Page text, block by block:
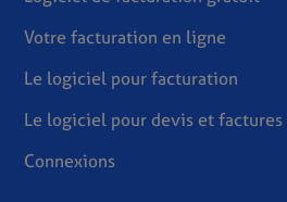
Votre facturation en ligne
Le logiciel pour facturation
Le logiciel pour devis et factures
Connexions